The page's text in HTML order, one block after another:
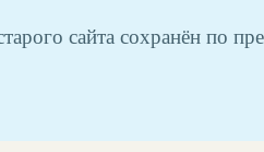
сайта сохранён по